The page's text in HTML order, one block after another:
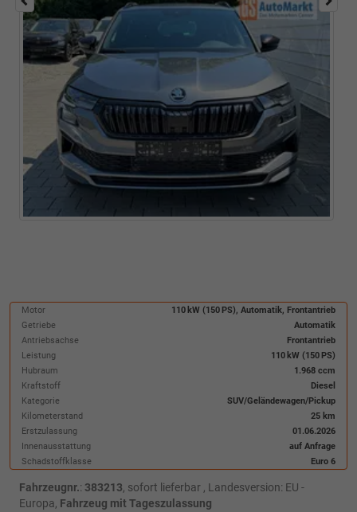
Motor
110 kW (150 PS), Automatik, Frontantrieb
Getriebe
Automatik
Antriebsachse
Frontantrieb
Leistung
110 kW (150 PS)
Hubraum
1.968 ccm
Kraftstoff
Diesel
Kategorie
SUV/Geländewagen/Pickup
Kilometerstand
25 km
Erstzulassung
01.06.2026
Innenausstattung
auf Anfrage
Schadstoffklasse
Euro 6
Fahrzeugnr.: 383213, sofort lieferbar , Landesversion: EU -
Europa, Fahrzeug mit Tageszulassung